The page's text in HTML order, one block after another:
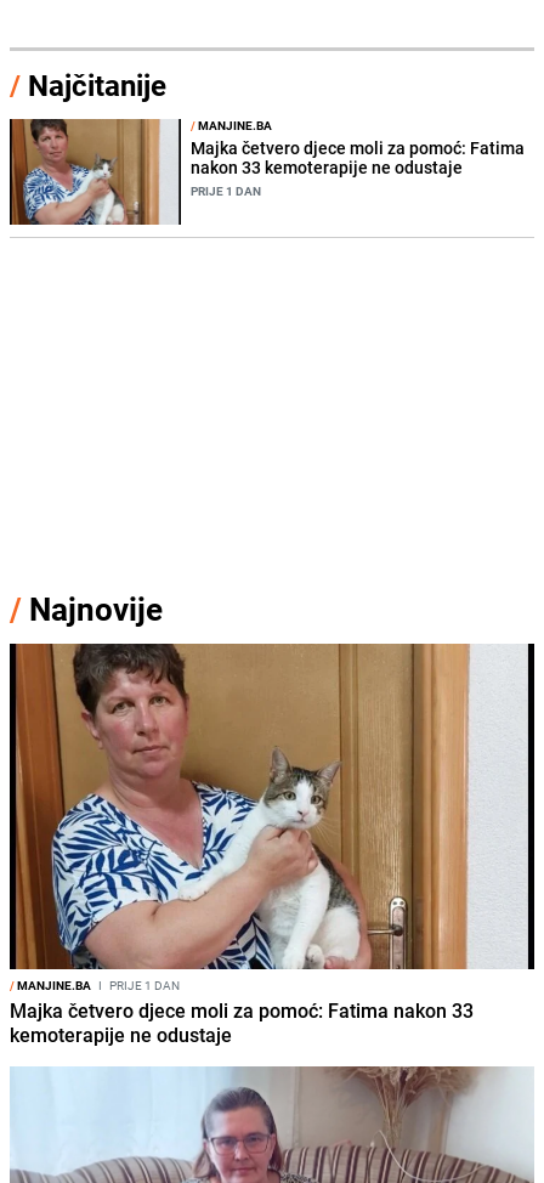
/ Najčitanije
/MANJINE.BA
Majka četvero djece moli za pomoć: Fatima
nakon 33 kemoterapije ne odustaje
PRIJE 1 DAN
/ Najnovije
/MANJINE.BA I PRIJE 1 DAN
Majka četvero djece moli za pomoć: Fatima nakon 33
kemoterapije ne odustaje